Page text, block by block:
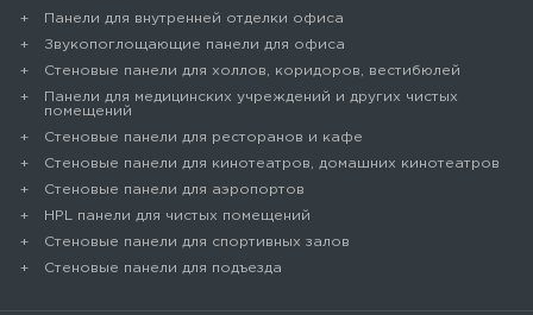
Панели для внутренней отделки офиса
Звукопоглощающие панели для офиса
Стеновые панели для холлов, коридоров, вестибюлей
Панели для медицинских учреждений и других чистых
помещений
Стеновые панели для ресторанов и кафе
Стеновые панели для кинотеатров, домашних кинотеатров
Стеновые панели для аэропортов
HPL панели для чистых помещений
Стеновые панели для спортивных залов
Стеновые панели для подъезда